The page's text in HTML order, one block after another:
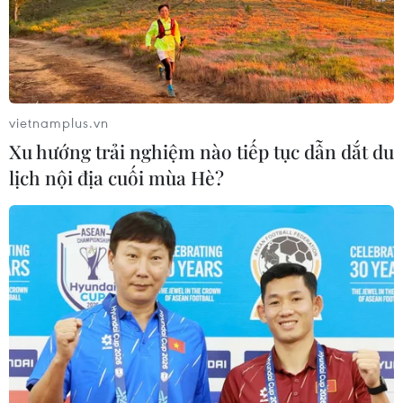
Cách các sân bay Mỹ rút ngắn thời
gian làm thủ tục
05/08/2026 07:17
Trung Quốc: Cảnh sát Hong Kong,
Macau triệt phá vụ lừa đảo đầu tư
Fun Coffee
05/08/2026 06:41
Afghanistan đối mặt khủng hoảng
lương thực nghiêm trọng do thiếu
hụt viện trợ
05/08/2026 06:41
vietnamplus.vn
Xu hướng trải nghiệm nào tiếp tục dẫn dắt du
lịch nội địa cuối mùa Hè?